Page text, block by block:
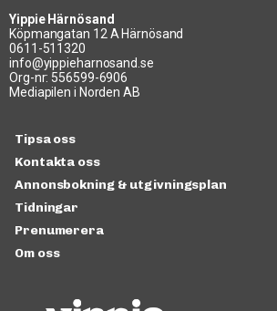
Yippie Härnösand
Köpmangatan 12 A Härnösand
0611-511320
info@yippieharnosand.se
Org-nr: 556599-6906
Mediapilen i Norden AB
Tipsa oss
Kontakta oss
Annonsbokning & utgivningsplan
Tidningar
Prenumerera
Om oss